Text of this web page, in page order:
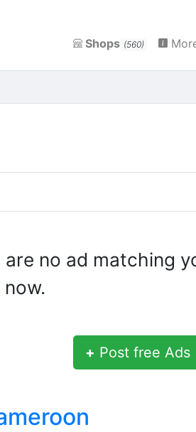
Shops (560)
no ad matching
+ Post free Ads